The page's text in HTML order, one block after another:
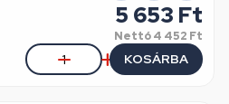
5 653 Ft
Nettó4 452 Ft
KOSÁRBA